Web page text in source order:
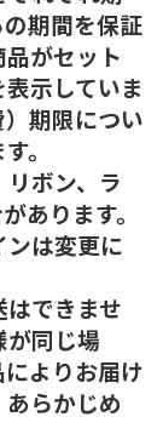
期間を保証
がセット
示していま
期限につい
。
ボン、ラ
あります。
は変更に
できませ
が同じ場
よりお届け
らかじめ